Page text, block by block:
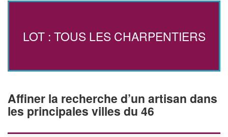
LOT : TOUS LES CHARPENTIERS
Affiner la recherche d’un artisan dans
les principales villes du 46